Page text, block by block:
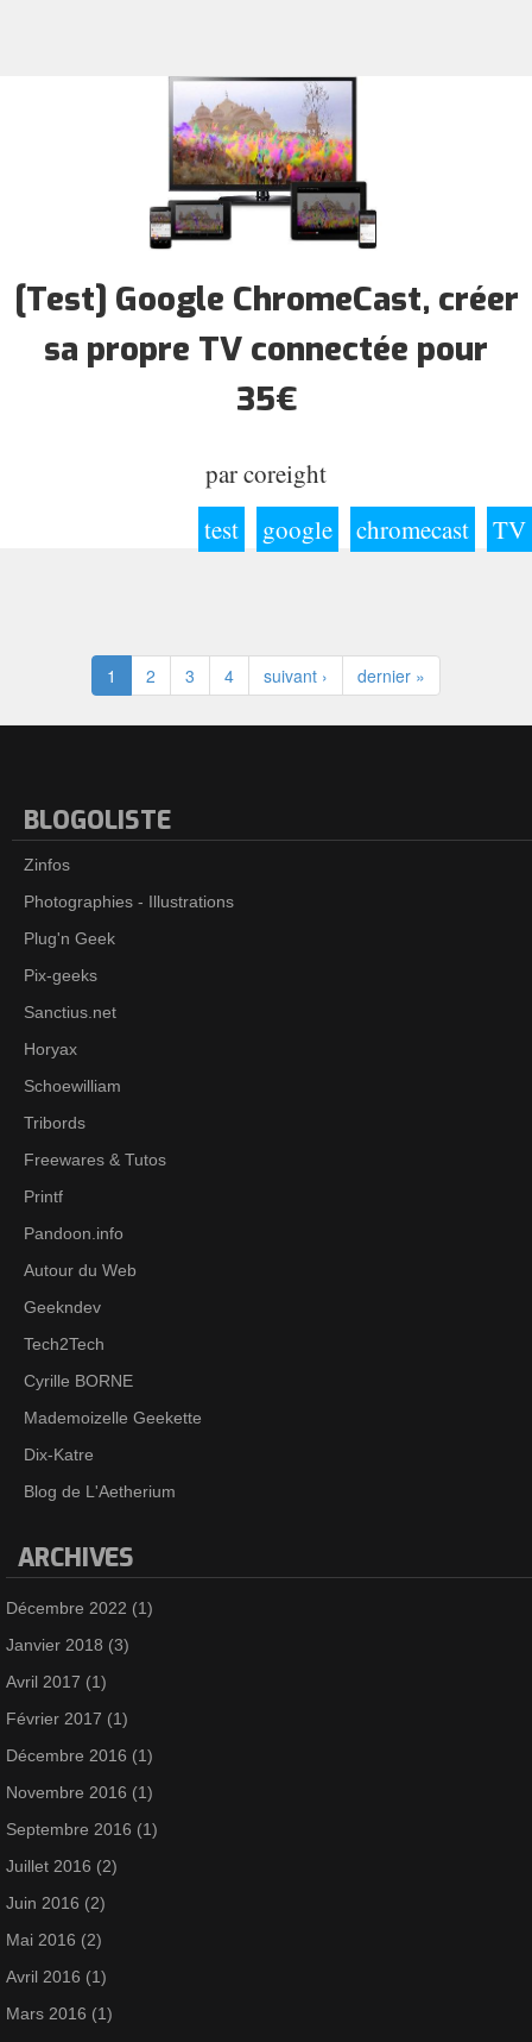
[Test] Google ChromeCast, créer
sa propre TV connectée pour
35€
parcoreight
test
google chromecast TV
1 2 3 4 suivant › dernier »
BLOGOLISTE
Zinfos
Photographies - Illustrations
Plug'n Geek
Pix-geeks
Sanctius.net
Horyax
Schoewilliam
Tribords
Freewares & Tutos
Printf
Pandoon.info
Autour du Web
Geekndev
Tech2Tech
Cyrille BORNE
Mademoizelle Geekette
Dix-Katre
Blog de L'Aetherium
ARCHIVES
Décembre 2022 (1)
Janvier 2018 (3)
Avril 2017 (1)
Février 2017 (1)
Décembre 2016 (1)
Novembre 2016 (1)
Septembre 2016 (1)
Juillet 2016 (2)
Juin 2016 (2)
Mai 2016 (2)
Avril 2016 (1)
Mars 2016 (1)